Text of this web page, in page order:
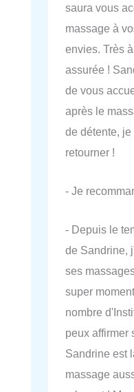
saura vous
massage à
envies. Très
assurée !
de vous
après le
de détente,
retourner !
- Je
- Depuis le
de Sandrine,
ses
super
nombre
peux affirmer
Sandrine est
massage